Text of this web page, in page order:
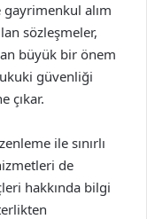
gayrimenkul alım
sözleşmeler,
büyük bir önem
güvenliği
çıkar.
ile sınırlı
de
hakkında bilgi